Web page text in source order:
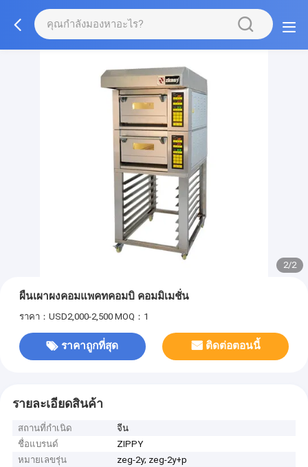
2/2
ผืนเผาผงคอมแพคทคอมบิ คอมมิเมชั่น
ราคา：USD2,000-2,500 MOQ：1
ราคาถูกที่สุด ติดต่อตอนนี้
รายละเอียดสินค้า
สถานที่กำเนิด
จีน
ชื่อแบรนด์
ZIPPY
หมายเลขรุ่น
zeg-2y; zeg-2y+p